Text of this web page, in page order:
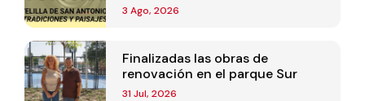
3 Ago, 2026
Finalizadas las obras de
renovación en el parque Sur
31 Jul, 2026